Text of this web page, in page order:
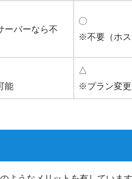
ーバーなら不
〇
※不要（ホス
能
△
※プラン変